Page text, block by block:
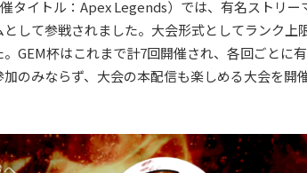
催タイトル：Apex Legends）では、有名ストリ
して参戦されました。大会形式としてランク上
GEM杯はこれまで計7回開催され、各回ごとに
のみならず、大会の本配信も楽しめる大会を開